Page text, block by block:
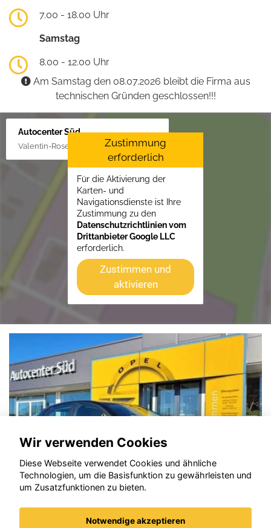
7.00 - 18.00 Uhr
Samstag
8.00 - 12.00 Uhr
Am Samstag den 08.07.2026 bleibt die Firma aus
technischen Gründen geschlossen!!!
Autocenter Süd
Valentin-Rose-Str. 3, 16816 Neuruppin
Zustimmung
erforderlich
Für die Aktivierung der
Karten- und
Navigationsdienste ist Ihre
Zustimmung zu den
Datenschutzrichtlinien vom
Drittanbieter Google LLC
erforderlich.
Zustimmen und
aktivieren
Wir verwenden Cookies
Diese Webseite verwendet Cookies und ähnliche
Technologien, um die Basisfunktion zu gewährleisten und
um Zusatzfunktionen zu bieten.
Notwendige akzeptieren